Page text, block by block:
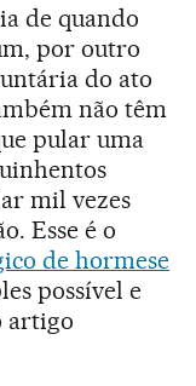
de quando
por outro
do ato
não têm
pular uma
mil vezes
Esse é o
de hormese
possível e
artigo